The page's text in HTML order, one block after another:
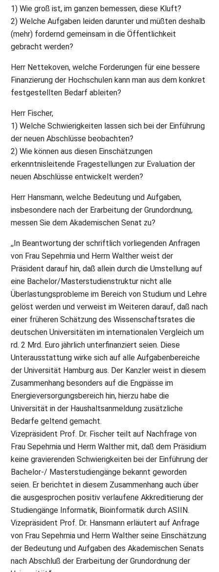
1) Wie groß ist, im ganzen bemessen, diese Kluft?
2) Welche Aufgaben leiden darunter und müßten deshalb
(mehr) fordernd gemeinsam in die Öffentlichkeit
gebracht werden?
Herr Nettekoven, welche Forderungen für eine bessere
Finanzierung der Hochschulen kann man aus dem konkret
festgestellten Bedarf ableiten?
Herr Fischer,
1) Welche Schwierigkeiten lassen sich bei der Einführung
der neuen Abschlüsse beobachten?
2) Wie können aus diesen Einschätzungen
erkenntnisleitende Fragestellungen zur Evaluation der
neuen Abschlüsse entwickelt werden?
Herr Hansmann, welche Bedeutung und Aufgaben,
insbesondere nach der Erarbeitung der Grundordnung,
messen Sie dem Akademischen Senat zu?
,,In Beantwortung der schriftlich vorliegenden Anfragen
von Frau Sepehrnia und Herrn Walther weist der
Präsident darauf hin, daß allein durch die Umstellung auf
eine Bachelor/Masterstudienstruktur nicht alle
Überlastungsprobleme im Bereich von Studium und Lehre
gelöst werden und verweist im Weiteren darauf, daß nach
einer früheren Schätzung des Wissenschaftsrates die
deutschen Universitäten im internationalen Vergleich um
rd. 2 Mrd. Euro jährlich unterfinanziert seien. Diese
Unterausstattung wirke sich auf alle Aufgabenbereiche
der Universität Hamburg aus. Der Kanzler weist in diesem
Zusammenhang besonders auf die Engpässe im
Energieversorgungsbereich hin, hierzu habe die
Universität in der Haushaltsanmeldung zusätzliche
Bedarfe geltend gemacht.
Vizepräsident Prof. Dr. Fischer teilt auf Nachfrage von
Frau Sepehrnia und Herrn Walther mit, daß dem Präsidium
keine gravierenden Schwierigkeiten bei der Einführung der
Bachelor-/ Masterstudiengänge bekannt geworden
seien. Er berichtet in diesem Zusammenhang auch über
die ausgesprochen positiv verlaufene Akkreditierung der
Studiengänge Informatik, Bioinformatik durch ASIIN.
Vizepräsident Prof. Dr. Hansmann erläutert auf Anfrage
von Frau Sepehrnia und Herrn Walther seine Einschätzung
der Bedeutung und Aufgaben des Akademischen Senats
nach Abschluß der Erarbeitung der Grundordnung der